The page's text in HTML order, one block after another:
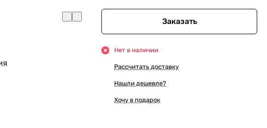
Заказать
Нет в наличии
Рассчитать доставку
Нашли дешевле?
Хочу в подарок